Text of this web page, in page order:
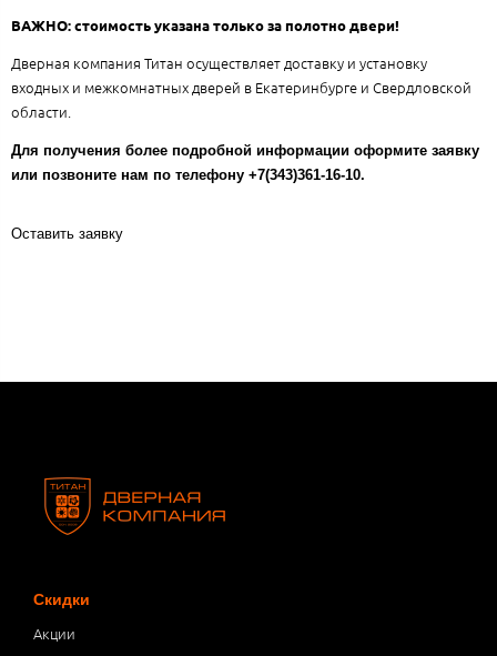
ВАЖНО: стоимость указана только за полотно двери!
Дверная компания Титан осуществляет доставку и установку
входных и межкомнатных дверей в Екатеринбурге и Свердловской
области.
Для получения более подробной информации оформите заявку
или позвоните нам по телефону +7(343)361-16-10.
Оставить заявку
Скидки
Акции